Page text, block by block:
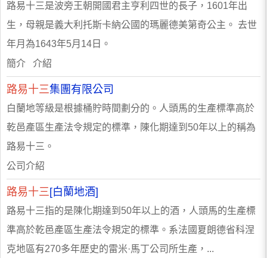
路易十三是波旁王朝開國君主亨利四世的長子，1601年出
生，母親是義大利托斯卡納公國的瑪麗德美第奇公主。 去世
年月為1643年5月14日。
簡介 介紹
路易十三集團有限公司
白蘭地等級是根據桶貯時間劃分的。人頭馬的生產標準高於
乾邑產區生產法令規定的標準，陳化期達到50年以上的稱為
路易十三。
公司介紹
路易十三[白蘭地酒]
路易十三指的是陳化期達到50年以上的酒，人頭馬的生產標
準高於乾邑產區生產法令規定的標準。系法國夏朗德省科涅
克地區有270多年歷史的雷米·馬丁公司所生產，...